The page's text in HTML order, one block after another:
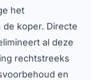
het
koper. Directe
al deze
rechtstreeks
en